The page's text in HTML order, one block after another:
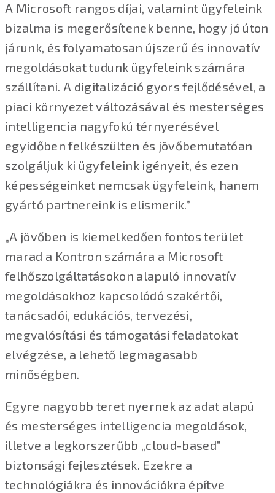
A Microsoft rangos díjai, valamint ügyfeleink
bizalma is megerősítenek benne, hogy jó úton
járunk, és folyamatosan újszerű és innovatív
megoldásokat tudunk ügyfeleink számára
szállítani. A digitalizáció gyors fejlődésével, a
piaci környezet változásával és mesterséges
intelligencia nagyfokú térnyerésével
egyidőben felkészülten és jövőbemutatóan
szolgáljuk ki ügyfeleink igényeit, és ezen
képességeinket nemcsak ügyfeleink, hanem
gyártó partnereink is elismerik.”
„A jövőben is kiemelkedően fontos terület
marad a Kontron számára a Microsoft
felhőszolgáltatásokon alapuló innovatív
megoldásokhoz kapcsolódó szakértői,
tanácsadói, edukációs, tervezési,
megvalósítási és támogatási feladatokat
elvégzése, a lehető legmagasabb
minőségben.
Egyre nagyobb teret nyernek az adat alapú
és mesterséges intelligencia megoldások,
illetve a legkorszerűbb „cloud-based”
biztonsági fejlesztések. Ezekre a
technológiákra és innovációkra építve